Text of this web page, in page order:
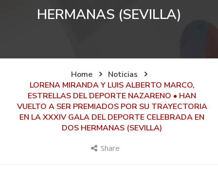
HERMANAS (SEVILLA)
Home
Noticias
LORENA MIRANDA Y LUIS ALBERTO MARCO,
ESTRELLAS DEL DEPORTE NAZARENO • HAN
VUELTO A SER PREMIADOS POR SU TRAYECTORIA
EN LA XXXIV GALA DEL DEPORTE CELEBRADA EN
DOS HERMANAS (SEVILLA)
Share